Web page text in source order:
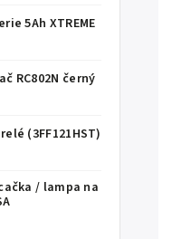
5Ah XTREME
RC802N černý
(3FF121HST)
/ lampa na